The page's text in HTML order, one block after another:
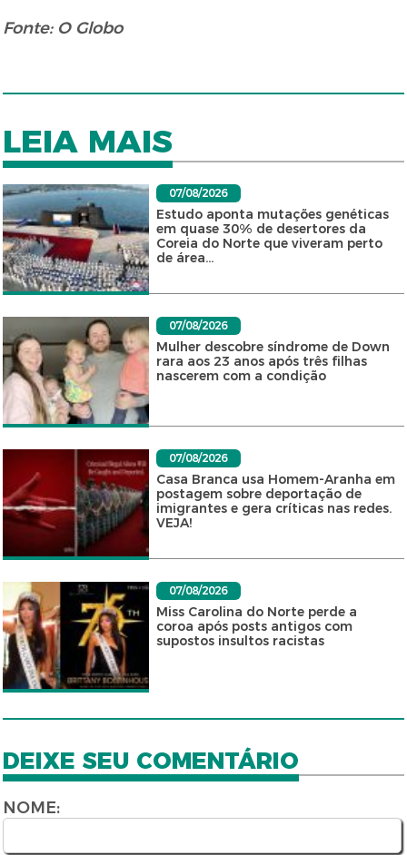
Fonte: O Globo
LEIA MAIS
07/08/2026
Estudo aponta mutações genéticas
em quase 30% de desertores da
Coreia do Norte que viveram perto
de área...
07/08/2026
Mulher descobre síndrome de Down
rara aos 23 anos após três filhas
nascerem com a condição
07/08/2026
Casa Branca usa Homem-Aranha em
postagem sobre deportação de
imigrantes e gera críticas nas redes.
VEJA!
07/08/2026
Miss Carolina do Norte perde a
coroa após posts antigos com
supostos insultos racistas
DEIXE SEU COMENTÁRIO
NOME: